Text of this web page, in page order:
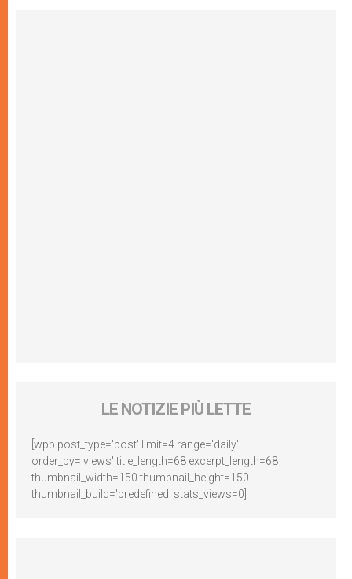
LE NOTIZIE PIÙ LETTE
[wpp post_type='post' limit=4 range='daily'
order_by='views' title_length=68 excerpt_length=68
thumbnail_width=150 thumbnail_height=150
thumbnail_build='predefined' stats_views=0]